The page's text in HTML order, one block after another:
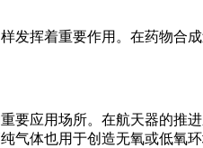
挥着重要作用。在药物合成
应用场所。在航天器的推进
气体也用于创造无氧或低氧环